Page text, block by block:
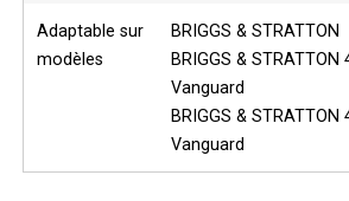
Adaptable sur
modèles
BRIGGS & STRATTON
BRIGGS &
Vanguard
BRIGGS &
Vanguard